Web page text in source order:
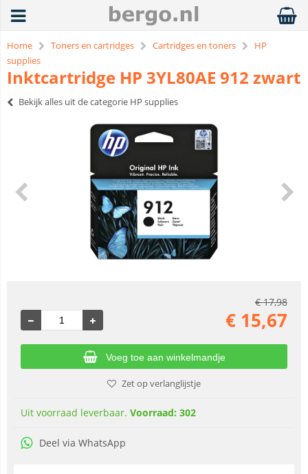
Home Toners en cartridges Cartridges en toners
HP
supplies
Inktcartridge HP 3YL80AE 912 zwart
Bekijk alles uit de categorie HP supplies
€17,98
€ 15,67
Voeg toe aan winkelmandje
Zet op verlanglijstje
Uit voorraad leverbaar. Voorraad: 302
Deel via WhatsApp